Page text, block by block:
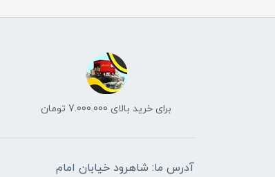
برای خرید بالای 7.000.000 تومان
آدرس ما: شاهرود خیابان امام